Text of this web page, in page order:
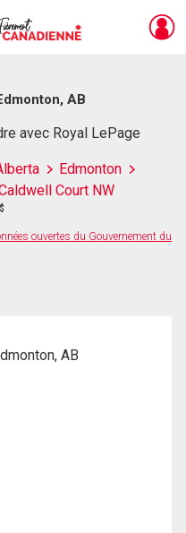
AB
avec Royal LePage
Edmonton
Court NW
ouvertes du Gouvernement du